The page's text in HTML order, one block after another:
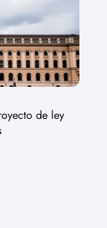
de ley